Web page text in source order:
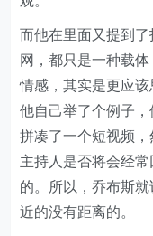
而他在里面又提到
网，都只是一种载
情感，其实是更应该
他自己举了个例子
拼凑了一个短视频
主持人是否将会经
的。所以，乔布斯
近的没有距离的。